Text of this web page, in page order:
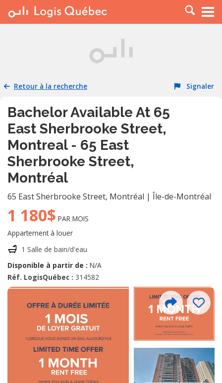
À LOUER
PLACER UNE ANNONCE
RESSOURCES
Retour à la recherche Signaler
Bachelor Available At 65
East Sherbrooke Street,
Montreal - 65 East
Sherbrooke Street,
Montréal
65 East Sherbrooke Street, Montréal | Île-de-Montréal
1 180$ PAR MOIS
Appartement à louer
1 Salle de bain/d'eau
Disponible à partir de : N/A
Réf. LogisQuébec : 314582